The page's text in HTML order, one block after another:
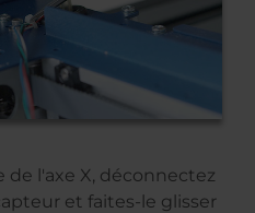
de l'axe X, déconnectez
et faites-le glisser